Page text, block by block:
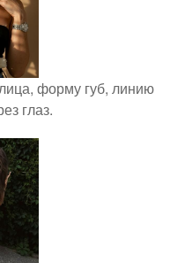
форму губ, линию
глаз.